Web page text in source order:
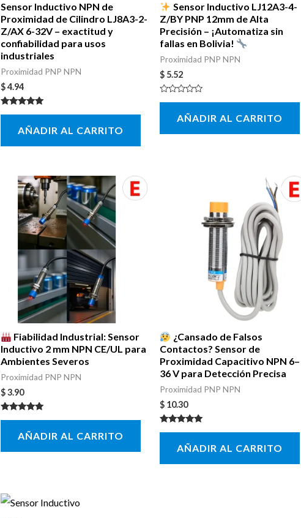
Sensor Inductivo NPN de
Proximidad de Cilindro LJ8A3-2-
Z/AX 6-32V – exactitud y
confiabilidad para usos
industriales
Proximidad PNP NPN
$4.94
Valorado con
AÑADIR AL CARRITO
Sensor Inductivo LJ12A3-4-
Z/BY PNP 12mm de Alta
Precisión – ¡Automatiza sin
fallas en Bolivia!
Proximidad PNP NPN
$ 5.52
Valorado
5
AÑADIR AL CARRITO
Fiabilidad Industrial: Sensor
Inductivo 2 mm NPN CE/UL para
Ambientes Severos
Proximidad PNP NPN
$3.90
Valorado con
AÑADIR AL CARRITO
¿Cansado de Falsos
Contactos? Sensor de
Proximidad Capacitivo NPN 6–
36 V para Detección Precisa
Proximidad PNP NPN
$ 10.30
Valorado con
AÑADIR AL CARRITO